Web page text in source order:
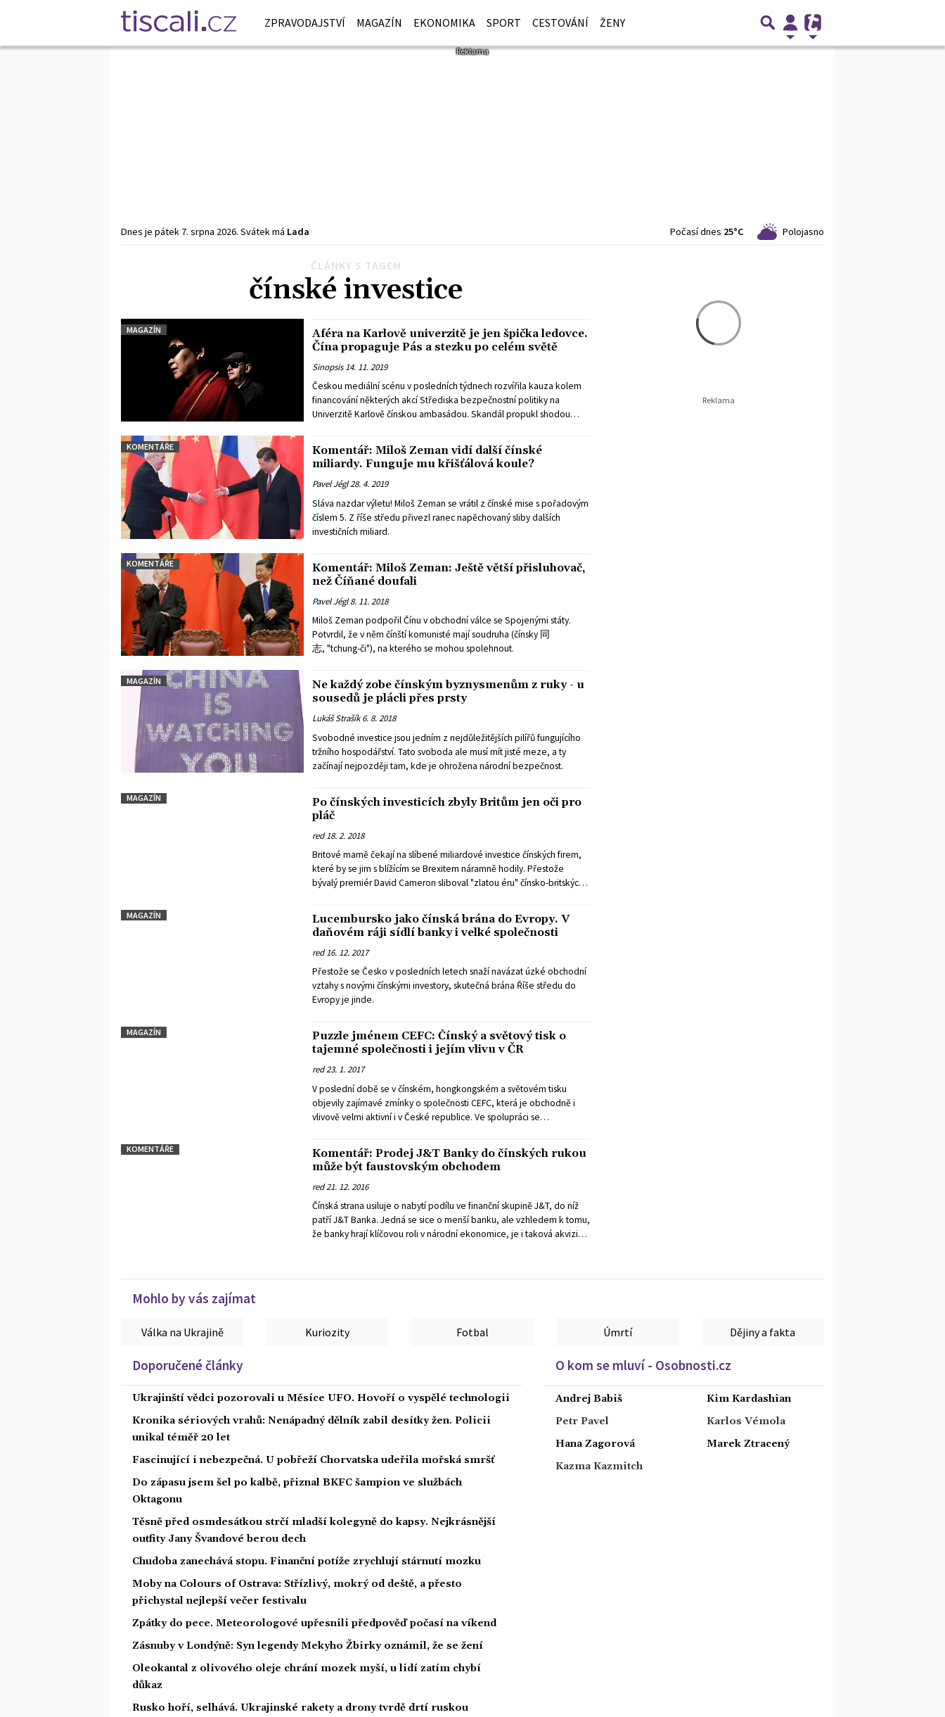
ZPRAVODAJSTVÍ MAGAZÍN EKONOMIKA SPORT CESTOVÁNÍ ŽENY
Dnes je pátek 7. srpna 2026. Svátek má Lada Počasí dnes 25°C Polojasno
ČLÁNKY S TAGEM
čínské investice
MAGAZÍN
Aféra na Karlově univerzitě je jen špička ledovce.
Čína propaguje Pás a stezku po celém světě
Sinopsis 14. 11. 2019
Českou mediální scénu v posledních týdnech rozvířila kauza kolem
financování některých akcí Střediska bezpečnostní politiky na
Univerzitě Karlově čínskou ambasádou. Skandál propukl shodou
smlouvy o partnerství mezi univerzitou a finanční skupinou Home
Credit. Podobné snahy Číny ovlivňovat akademické prostředí ve
světě ale nejsou zdaleka ojedinělé.
KOMENTÁŘE
Komentář: Miloš Zeman vidí další čínské
miliardy. Funguje mu křišťálová koule?
Pavel Jégl28. 4. 2019
Sláva nazdar výletu! Miloš Zeman se vrátil z čínské mise s pořadovým
číslem 5. Z říše středu přivezl ranec napěchovaný sliby dalších
investičních miliard.
KOMENTÁŘE
Komentář: Miloš Zeman: Ještě větší přisluhovač,
než Číňané doufali
Pavel Jégl 8. 11. 2018
Miloš Zeman podpořil Čínu v obchodní válce se Spojenými státy.
Potvrdil, že v něm čínští komunisté mají soudruha (čínsky 同
志, "tchung-či"), na kterého se mohou spolehnout.
MAGAZÍN
Ne každý zobe čínským byznysmenům z ruky - u
sousedů je plácli přes prsty
Lukáš Strašík 6. 8. 2018
Svobodné investice jsou jedním z nejdůležitějších pilířů fungujícího
tržního hospodářství. Tato svoboda ale musí mít jisté meze, a ty
začínají nejpozději tam, kde je ohrožena národní bezpečnost.
MAGAZÍN
Po čínských investicích zbyly Britům jen oči pro
pláč
red 18. 2. 2018
Britové marně čekají na slíbené miliardové investice čínských firem,
které by se jim s blížícím se Brexitem náramně hodily. Přestože
bývalý premiér David Cameron sliboval "zlatou éru" čínsko-britských
MAGAZÍN
Lucembursko jako čínská brána do Evropy. V
daňovém ráji sídlí banky i velké společnosti
red 16. 12. 2017
Přestože se Česko v posledních letech snaží navázat úzké obchodní
vztahy s novými čínskými investory, skutečná brána Říše středu do
Evropy je jinde.
MAGAZÍN
Puzzle jménem CEFC: Čínský a světový tisk o
tajemné společnosti i jejím vlivu v ČR
red23. 1. 2017
V poslední době se v čínském, hongkongském a světovém tisku
objevily zajímavé zmínky o společnosti CEFC, která je obchodně i
vlivově velmi aktivní i v České republice. Ve spolupráci se
co se o této společnosti v zahraničním – běžnému čtenáři
nedostupném – tisku píše.
KOMENTÁŘE
Komentář: Prodej J&T Banky do čínských rukou
může být faustovským obchodem
red 21. 12. 2016
Čínská strana usiluje o nabytí podílu ve finanční skupině J&T, do níž
patří J&T Banka. Jedná se sice o menší banku, ale vzhledem k tomu,
že banky hrají klíčovou roli v národní ekonomice, je i taková akvizice
Mohlo by vás zajímat
Válka na Ukrajině Kuriozity Fotbal Úmrtí Dějiny a fakta
Doporučené články
Ukrajinští vědci pozorovali u Měsíce UFO. Hovoří o vyspělé technologii
Kronika sériových vrahů: Nenápadný dělník zabil desítky žen. Policii
unikal téměř 20 let
Fascinující i nebezpečná. U pobřeží Chorvatska udeřila mořská smršť
Do zápasu jsem šel po kalbě, přiznal BKFC šampion ve službách
Oktagonu
Těsně před osmdesátkou strčí mladší kolegyně do kapsy. Nejkrásnější
outfity Jany Švandové berou dech
Chudoba zanechává stopu. Finanční potíže zrychlují stárnutí mozku
Moby na Colours of Ostrava: Střízlivý, mokrý od deště, a přesto
přichystal nejlepší večer festivalu
Zpátky do pece. Meteorologové upřesnili předpověď počasí na víkend
Zásnuby v Londýně: Syn legendy Mekyho Žbirky oznámil, že se žení
Oleokantal z olivového oleje chrání mozek myší, u lidí zatím chybí
důkaz
Rusko hoří, selhává. Ukrajinské rakety a drony tvrdě drtí ruskou
O kom se mluví - Osobnosti.cz
Andrej Babiš
Petr Pavel
Hana Zagorová
Kazma Kazmitch
Kim Kardashian
Karlos Vémola
Marek Ztracený